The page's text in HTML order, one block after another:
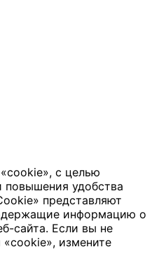
с целью
повышения удобства
представляют
информацию о
сайта. Если вы не
«cookie», измените